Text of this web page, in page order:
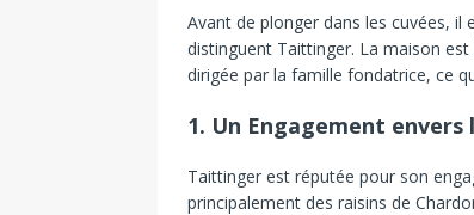
Avant de plonger dans les cuvées, il
distinguent Taittinger. La maison est
dirigée par la famille fondatrice, ce
1. Un Engagement envers
Taittinger est réputée pour son
principalement des raisins de